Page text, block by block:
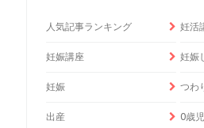
人気記事ランキング 妊活
妊娠講座 妊娠
妊娠 つわ
出産 0歳児